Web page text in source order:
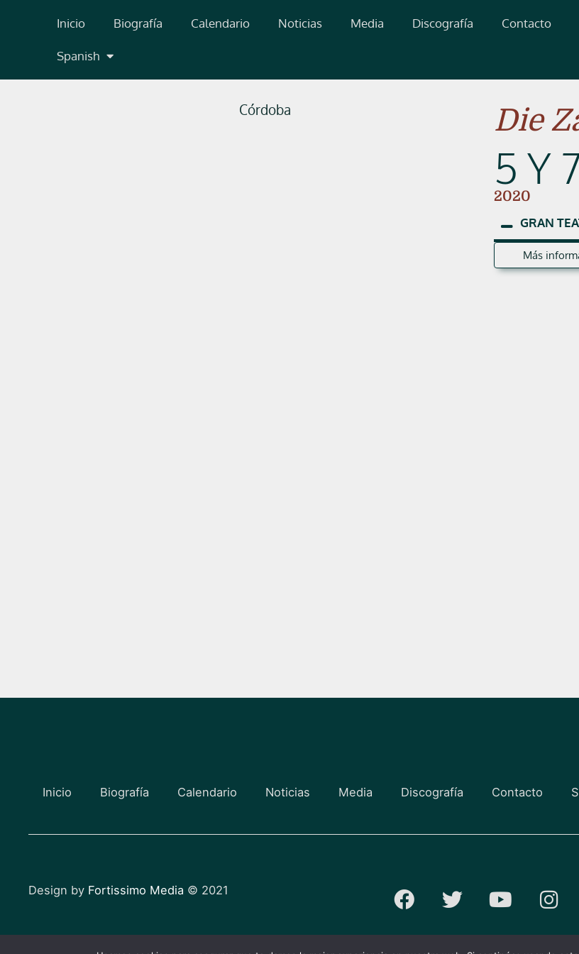
Inicio Biografía Calendario Noticias Media Discografía Contacto
Spanish
Córdoba Die
5 Y
2020
GRAN
Más
Inicio Biografía Calendario Noticias Media Discografía Contacto
Design by Fortissimo Media © 2021
F
T
Y
I